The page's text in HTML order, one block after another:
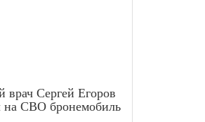
врач Сергей Егоров
на СВО бронемобиль